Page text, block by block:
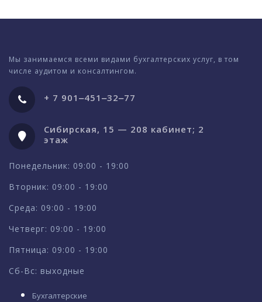
Мы занимаемся всеми видами бухгалтерских услуг, в том
числе аудитом и консалтингом.
+ 7 901‒451‒32‒77
Сибирская, 15 — 208 кабинет; 2
этаж
Понедельник: 09:00 - 19:00
Вторник: 09:00 - 19:00
Среда: 09:00 - 19:00
Четверг: 09:00 - 19:00
Пятница: 09:00 - 19:00
Сб-Вс: выходные
Бухгалтерские